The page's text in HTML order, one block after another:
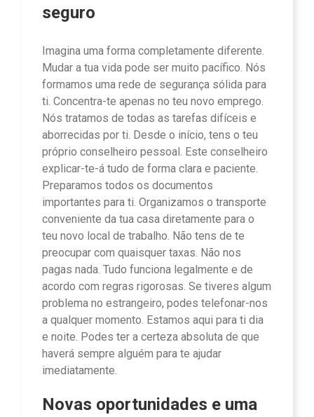
seguro
Imagina uma forma completamente diferente.
Mudar a tua vida pode ser muito pacífico. Nós
formamos uma rede de segurança sólida para
ti. Concentra-te apenas no teu novo emprego.
Nós tratamos de todas as tarefas difíceis e
aborrecidas por ti. Desde o início, tens o teu
próprio conselheiro pessoal. Este conselheiro
explicar-te-á tudo de forma clara e paciente.
Preparamos todos os documentos
importantes para ti. Organizamos o transporte
conveniente da tua casa diretamente para o
teu novo local de trabalho. Não tens de te
preocupar com quaisquer taxas. Não nos
pagas nada. Tudo funciona legalmente e de
acordo com regras rigorosas. Se tiveres algum
problema no estrangeiro, podes telefonar-nos
a qualquer momento. Estamos aqui para ti dia
e noite. Podes ter a certeza absoluta de que
haverá sempre alguém para te ajudar
imediatamente.
Novas oportunidades e uma